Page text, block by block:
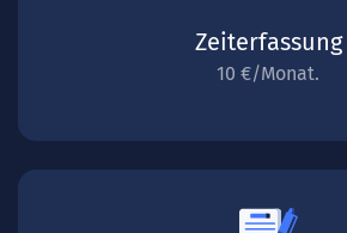
Zeiterfassung
10 €/Monat.